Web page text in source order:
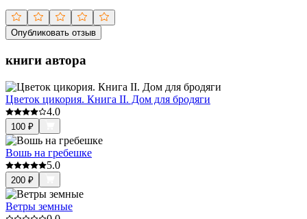
Опубликовать отзыв
книги автора
Цветок цикория. Книга II. Дом для бродяги
4.0
100 ₽
Вошь на гребешке
5.0
200 ₽
Ветры земные